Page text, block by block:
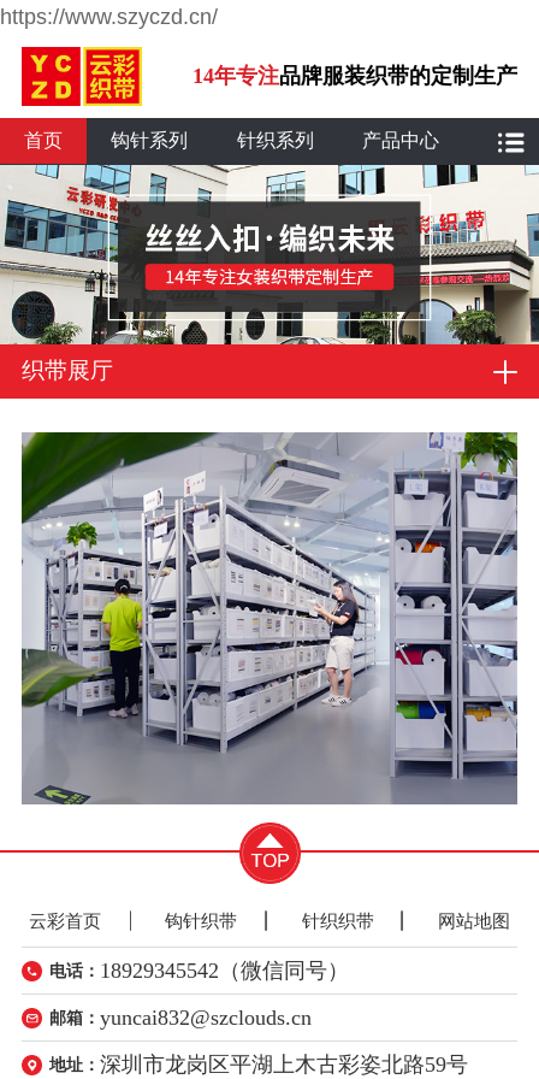
https://www.szyczd.cn/
14年专注品牌服装织带的定制生产
首页 钩针系列 针织系列 产品中心
织带展厅
云彩首页 钩针织带 针织织带 网站地图
电话： 18929345542（微信同号）
邮箱：yuncai832@szclouds.cn
地址：深圳市龙岗区平湖上木古彩姿北路59号